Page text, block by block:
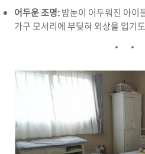
어두운 조명:밤눈이 어두워진 아이
가구 모서리에 부딪혀 외상을 입기